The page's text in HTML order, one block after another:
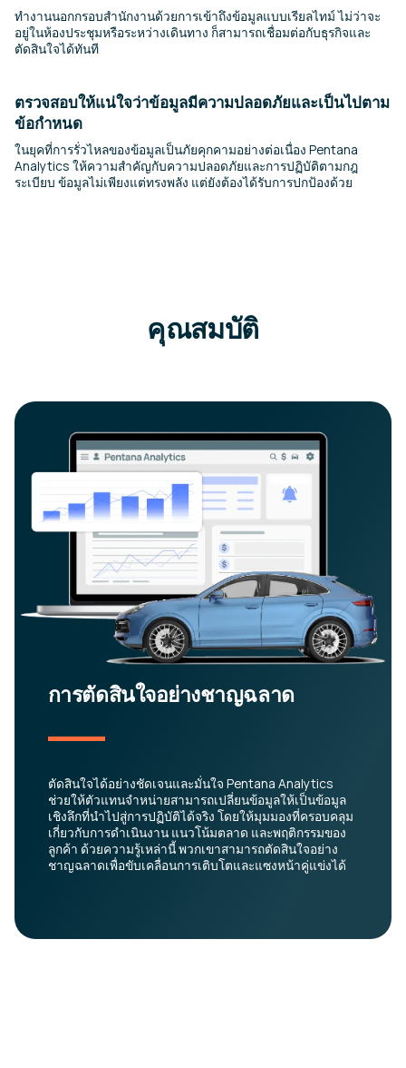
ทำงานนอกกรอบสำนักงานด้วยการเข้าถึงข้อมูลแบบเรียลไทม์ ไม่ว่าจะ
อยู่ในห้องประชุมหรือระหว่างเดินทาง ก็สามารถเชื่อมต่อกับธุรกิจและ
ตัดสินใจได้ทันที
ตรวจสอบให้แน่ใจว่าข้อมูลมีความปลอดภัยและเป็นไปตาม
ข้อกำหนด
ในยุคที่การรั่วไหลของข้อมูลเป็นภัยคุกคามอย่างต่อเนื่อง Pentana
Analytics ให้ความสำคัญกับความปลอดภัยและการปฏิบัติตามกฎ
ระเบียบ ข้อมูลไม่เพียงแต่ทรงพลัง แต่ยังต้องได้รับการปกป้องด้วย
คุณสมบัติ
การตัดสินใจอย่างชาญฉลาด
ตัดสินใจได้อย่างชัดเจนและมั่นใจ Pentana Analytics
ช่วยให้ตัวแทนจำหน่ายสามารถเปลี่ยนข้อมูลให้เป็นข้อมูล
เชิงลึกที่นำไปสู่การปฏิบัติได้จริง โดยให้มุมมองที่ครอบคลุม
เกี่ยวกับการดำเนินงาน แนวโน้มตลาด และพฤติกรรมของ
ลูกค้า ด้วยความรู้เหล่านี้ พวกเขาสามารถตัดสินใจอย่าง
ชาญฉลาดเพื่อขับเคลื่อนการเติบโตและแซงหน้าคู่แข่งได้